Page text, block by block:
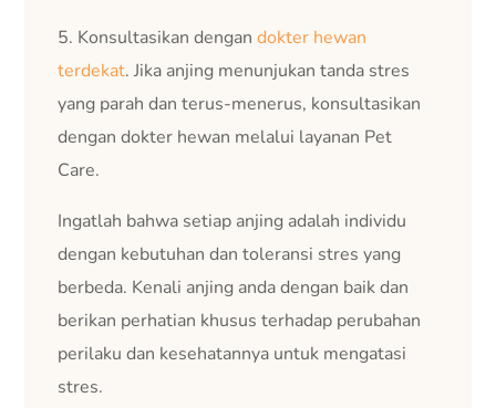
5. Konsultasikan dengandokter hewan
terdekat. Jika anjing menunjukan tanda stres
yang parah dan terus-menerus, konsultasikan
dengan dokter hewan melalui layanan Pet
Care.
Ingatlah bahwa setiap anjing adalah individu
dengan kebutuhan dan toleransi stres yang
berbeda. Kenali anjing anda dengan baik dan
berikan perhatian khusus terhadap perubahan
perilaku dan kesehatannya untuk mengatasi
stres.